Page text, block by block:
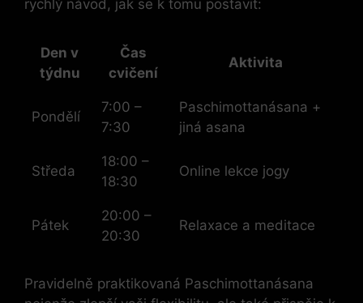
rychlý návod, jak se k tomu postavit:
Den v
týdnu
Čas
cvičení
Aktivita
Pondělí
7:00 –
7:30
Paschimottanásana +
jiná asana
Středa
18:00 –
18:30
Online lekce jogy
Pátek
20:00 –
20:30
Relaxace a meditace
Pravidelně praktikovaná Paschimottanásana